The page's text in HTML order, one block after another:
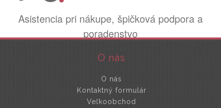
Asistencia pri nákupe, špičková podpora a
poradenstvo
O nás
O nás
Kontaktný formulár
Veľkoobchod